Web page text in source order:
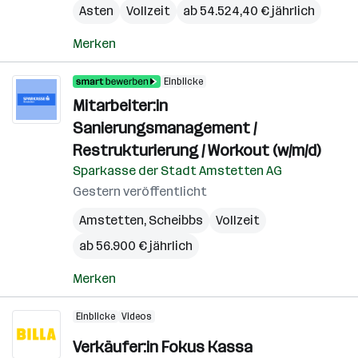
Asten Vollzeit ab 54.524,40 € jährlich
Merken
Einblicke
Mitarbeiter:in
Sanierungsmanagement /
Restrukturierung / Workout (w/m/d)
Sparkasse der Stadt Amstetten AG
Gestern veröffentlicht
Amstetten, Scheibbs
Vollzeit
ab 56.900 € jährlich
Merken
Einblicke Videos
Verkäufer:in Fokus Kassa